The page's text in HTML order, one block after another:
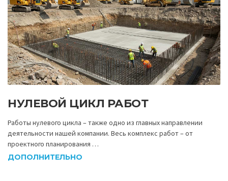
НУЛЕВОЙ ЦИКЛ РАБОТ
Работы нулевого цикла – также одно из главных направлении
деятельности нашей компании. Весь комплекс работ – от
проектного планирования …
ДОПОЛНИТЕЛЬНО